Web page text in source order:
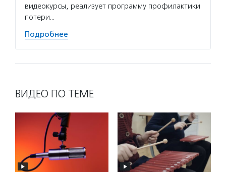
видеокурсы, реализует программу профилактики
потери…
Подробнее
ВИДЕО ПО ТЕМЕ